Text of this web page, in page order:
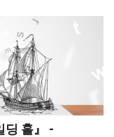
딩 홀』 -